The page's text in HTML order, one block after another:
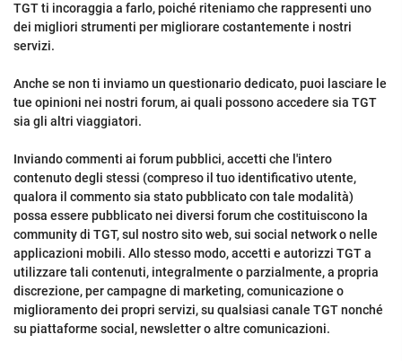
TGT ti incoraggia a farlo, poiché riteniamo che rappresenti uno
dei migliori strumenti per migliorare costantemente i nostri
servizi.
Anche se non ti inviamo un questionario dedicato, puoi lasciare le
tue opinioni nei nostri forum, ai quali possono accedere sia TGT
sia gli altri viaggiatori.
Inviando commenti ai forum pubblici, accetti che l'intero
contenuto degli stessi (compreso il tuo identificativo utente,
qualora il commento sia stato pubblicato con tale modalità)
possa essere pubblicato nei diversi forum che costituiscono la
community di TGT, sul nostro sito web, sui social network o nelle
applicazioni mobili. Allo stesso modo, accetti e autorizzi TGT a
utilizzare tali contenuti, integralmente o parzialmente, a propria
discrezione, per campagne di marketing, comunicazione o
miglioramento dei propri servizi, su qualsiasi canale TGT nonché
su piattaforme social, newsletter o altre comunicazioni.